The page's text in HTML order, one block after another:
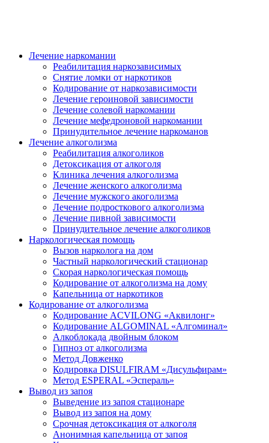
Лечение наркомании
Реабилитация наркозависимых
Снятие ломки от наркотиков
Кодирование от наркозависимости
Лечение героиновой зависимости
Лечение солевой наркомании
Лечение мефедроновой наркомании
Принудительное лечение наркоманов
Лечение алкоголизма
Реабилитация алкоголиков
Детоксикация от алкоголя
Клиника лечения алкоголизма
Лечение женского алкоголизма
Лечение мужского акоголизма
Лечение подросткового алкоголизма
Лечение пивной зависимости
Принудительное лечение алкоголиков
Наркологическая помощь
Вызов нарколога на дом
Частный наркологический стационар
Скорая наркологическая помощь
Кодирование от алкоголизма на дому
Капельница от наркотиков
Кодирование от алкоголизма
Кодирование ACVILONG «Аквилонг»
Кодирование ALGOMINAL «Алгоминал»
Алкоблокада двойным блоком
Гипноз от алкоголизма
Метод Довженко
Кодировка DISULFIRAM «Дисульфирам»
Метод ESPERAL «Эспераль»
Вывод из запоя
Выведение из запоя стационаре
Вывод из запоя на дому
Срочная детоксикация от алкоголя
Анонимная капельница от запоя